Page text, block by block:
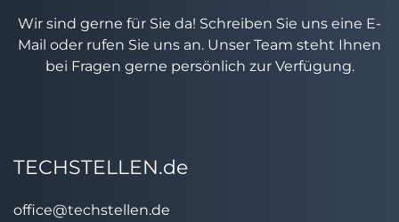
Wir sind gerne für Sie da! Schreiben Sie uns eine E-
Mail oder rufen Sie uns an. Unser Team steht Ihnen
bei Fragen gerne persönlich zur Verfügung.
TECHSTELLEN.de
office@techstellen.de